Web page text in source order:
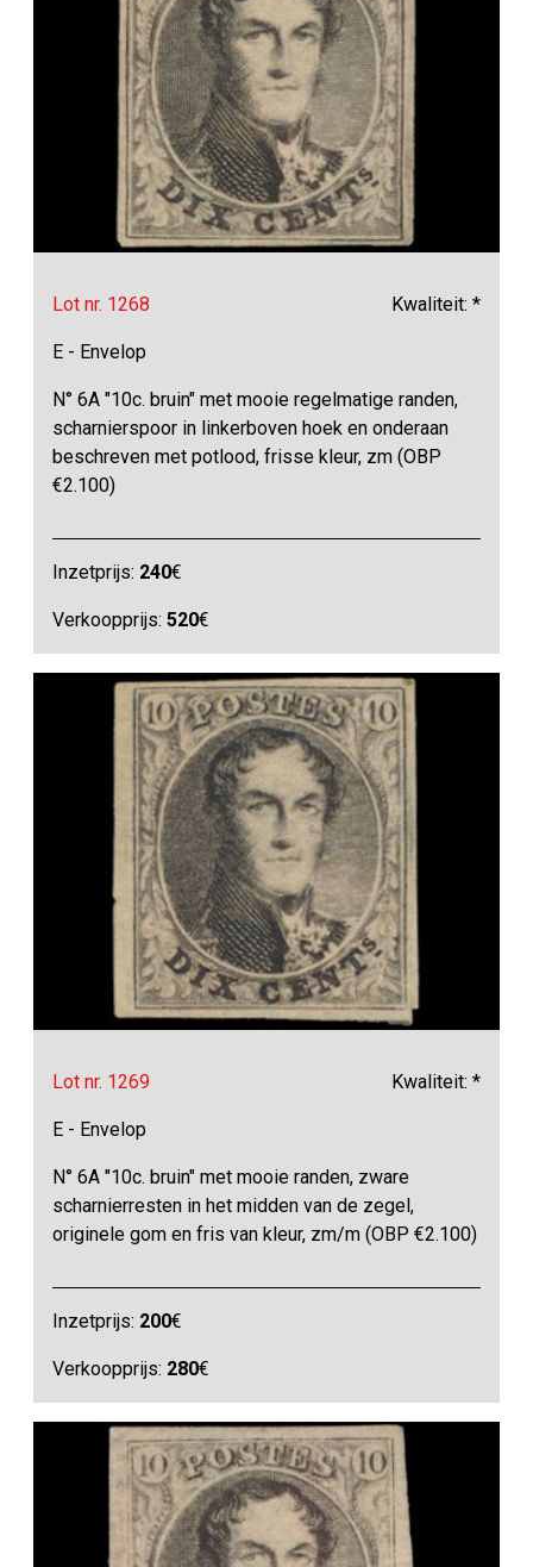
Lot nr. 1268 Kwaliteit: *
E - Envelop
N° 6A "10c. bruin" met mooie regelmatige randen,
scharnierspoor in linkerboven hoek en onderaan
beschreven met potlood, frisse kleur, zm (OBP
€2.100)
Inzetprijs: 240€
Verkoopprijs:520€
Lot nr. 1269 Kwaliteit: *
E - Envelop
N° 6A "10c. bruin" met mooie randen, zware
scharnierresten in het midden van de zegel,
originele gom en fris van kleur, zm/m (OBP €2.100)
Inzetprijs: 200€
Verkoopprijs: 280€